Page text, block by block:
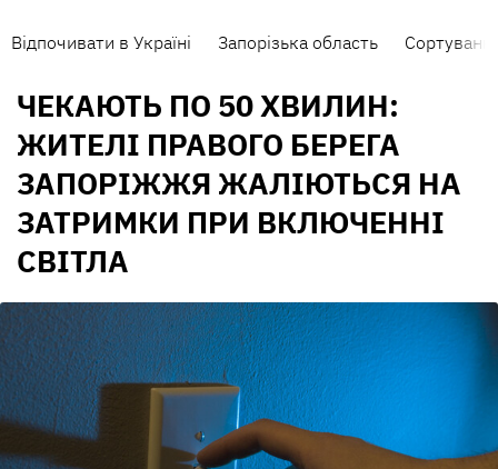
Відпочивати в Україні Запорізька область
ЧЕКАЮТЬ ПО 50 ХВИЛИН:
ЖИТЕЛІ ПРАВОГО БЕРЕГА
ЗАПОРІЖЖЯ ЖАЛІЮТЬСЯ НА
ЗАТРИМКИ ПРИ ВКЛЮЧЕННІ
СВІТЛА